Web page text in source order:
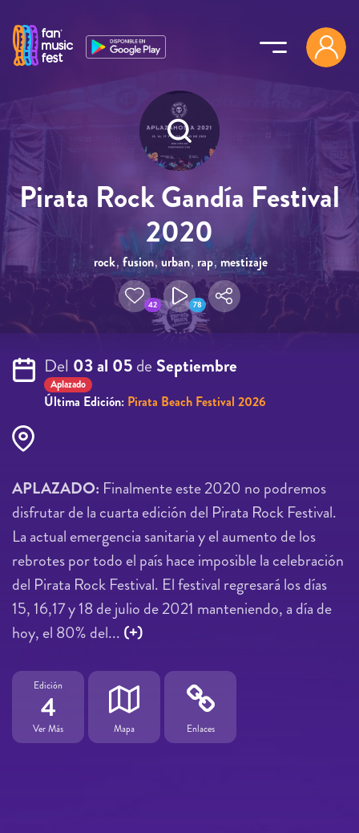
Pirata Rock Gandía Festival
2020
rock, fusion,urban, rap, mestizaje
42 78
Del 03 al 05de Septiembre
Aplazado
Última Edición: Pirata Beach Festival 2026
APLAZADO: Finalmente este 2020 no podremos
disfrutar de la cuarta edición del Pirata Rock Festival.
La actual emergencia sanitaria y el aumento de los
rebrotes por todo el país hace imposible la celebración
del Pirata Rock Festival. El festival regresará los días
15, 16,17 y 18 de julio de 2021 manteniendo, a día de
hoy, el 80% del... (+)
Edición
4
Ver Más Mapa Enlaces